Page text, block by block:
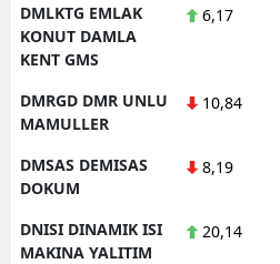
DMLKTG EMLAK
KONUT DAMLA
KENT GMS
6,17
DMRGD DMR UNLU
MAMULLER
10,84
DMSAS DEMISAS
DOKUM
8,19
DNISI DINAMIK ISI
MAKINA YALITIM
20,14